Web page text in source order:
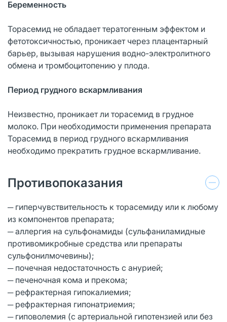
Беременность
Торасемид не обладает тератогенным эффектом и
фетотоксичностью, проникает через плацентарный
барьер, вызывая нарушения водно-электролитного
обмена и тромбоцитопению у плода.
Период грудного вскармливания
Неизвестно, проникает ли торасемид в грудное
молоко. При необходимости применения препарата
Торасемид в период грудного вскармливания
необходимо прекратить грудное вскармливание.
Противопоказания
─ гиперчувствительность к торасемиду или к любому
из компонентов препарата;
─ аллергия на сульфонамиды (сульфаниламидные
противомикробные средства или препараты
сульфонилмочевины);
─ почечная недостаточность с анурией;
─ печеночная кома и прекома;
─ рефрактерная гипокалиемия;
─ рефрактерная гипонатриемия;
─ гиповолемия (с артериальной гипотензией или без